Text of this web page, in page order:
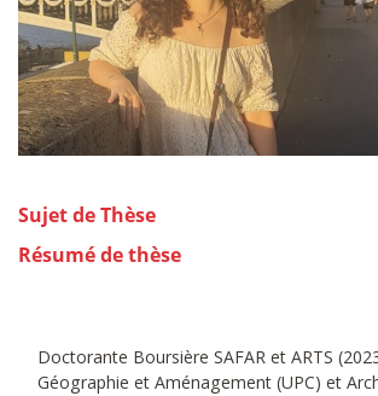
Sujet de Thèse
Résumé de thèse
Doctorante Boursière SAFAR et ARTS
Géographie et Aménagement (UPC) et